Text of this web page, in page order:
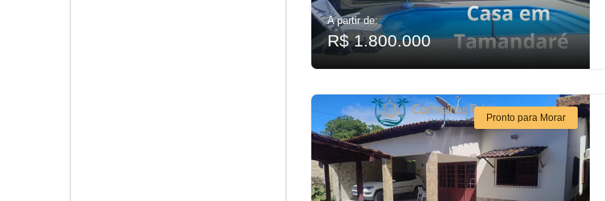
A partir de:
R$ 1.800.000
Pronto para Morar